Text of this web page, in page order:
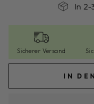
In
Sicherer Versand
IN